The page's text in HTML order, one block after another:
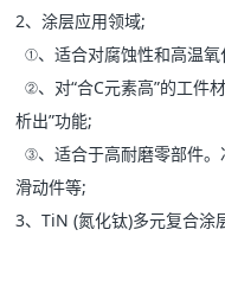
2、涂层应用领域;
①、适合对腐蚀性和高温
②、对“合C元素高”的工件
析出”功能;
③、适合于高耐磨零部件
滑动件等;
3、TiN (氮化钛)多元复合涂